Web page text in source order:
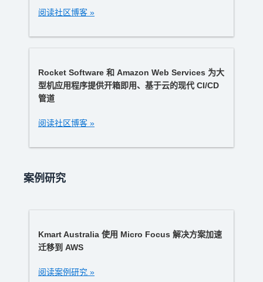
阅读社区博客 »
Rocket Software 和 Amazon Web Services 为大
型机应用程序提供开箱即用、基于云的现代 CI/CD
管道
阅读社区博客 »
案例研究
Kmart Australia 使用 Micro Focus 解决方案加速
迁移到 AWS
阅读案例研究 »